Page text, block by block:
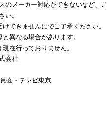
のメーカー対応ができないなど、ご
い。
できませんにでご了承ください。
異なる場合があります。
在行っておりません。
会社
会・テレビ東京